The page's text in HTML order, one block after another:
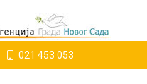
021 453 053